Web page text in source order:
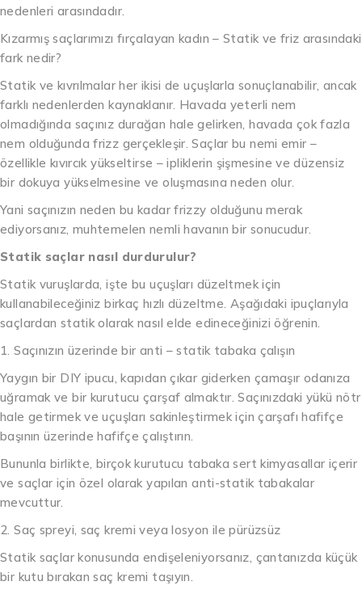
nedenleri arasındadır.
Kızarmış saçlarımızı fırçalayan kadın – Statik ve friz arasındaki
fark nedir?
Statik ve kıvrılmalar her ikisi de uçuşlarla sonuçlanabilir, ancak
farklı nedenlerden kaynaklanır. Havada yeterli nem
olmadığında saçınız durağan hale gelirken, havada çok fazla
nem olduğunda frizz gerçekleşir. Saçlar bu nemi emir –
özellikle kıvırcık yükseltirse – ipliklerin şişmesine ve düzensiz
bir dokuya yükselmesine ve oluşmasına neden olur.
Yani saçınızın neden bu kadar frizzy olduğunu merak
ediyorsanız, muhtemelen nemli havanın bir sonucudur.
Statik saçlar nasıl durdurulur?
Statik vuruşlarda, işte bu uçuşları düzeltmek için
kullanabileceğiniz birkaç hızlı düzeltme. Aşağıdaki ipuçlarıyla
saçlardan statik olarak nasıl elde edineceğinizi öğrenin.
1. Saçınızın üzerinde bir anti – statik tabaka çalışın
Yaygın bir DIY ipucu, kapıdan çıkar giderken çamaşır odanıza
uğramak ve bir kurutucu çarşaf almaktır. Saçınızdaki yükü nötr
hale getirmek ve uçuşları sakinleştirmek için çarşafı hafifçe
başının üzerinde hafifçe çalıştırın.
Bununla birlikte, birçok kurutucu tabaka sert kimyasallar içerir
ve saçlar için özel olarak yapılan anti-statik tabakalar
mevcuttur.
2. Saç spreyi, saç kremi veya losyon ile pürüzsüz
Statik saçlar konusunda endişeleniyorsanız, çantanızda küçük
bir kutu bırakan saç kremi taşıyın.